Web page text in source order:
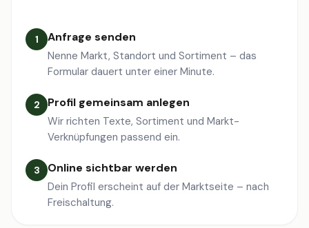
1 Anfrage senden
Nenne Markt, Standort und Sortiment – das
Formular dauert unter einer Minute.
2 Profil gemeinsam anlegen
Wir richten Texte, Sortiment und Markt-
Verknüpfungen passend ein.
3 Online sichtbar werden
Dein Profil erscheint auf der Marktseite – nach
Freischaltung.